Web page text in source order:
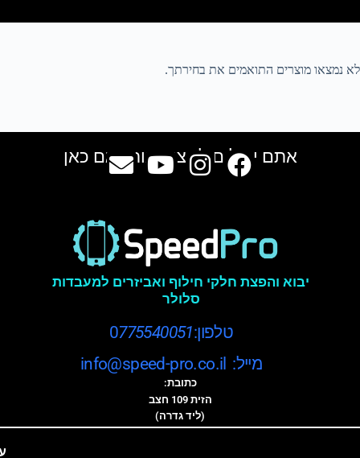
לא נמצאו מוצרים התואמים את בחירתך.
אתם יכולים למצוא אותנו גם כאן
יבוא והפצת חלקי חילוף ואביזרים למעבדות
סלולר
טלפון:0775540051
מייל: info@speed-pro.co.il
כתובת:
הזית 109 חצב
(ליד גדרה)